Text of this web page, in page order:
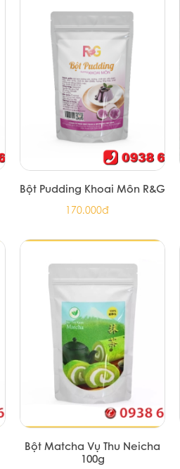
Bột Pudding Khoai Môn R&G
170.000đ
Bột Matcha Vụ Thu Neicha
100g